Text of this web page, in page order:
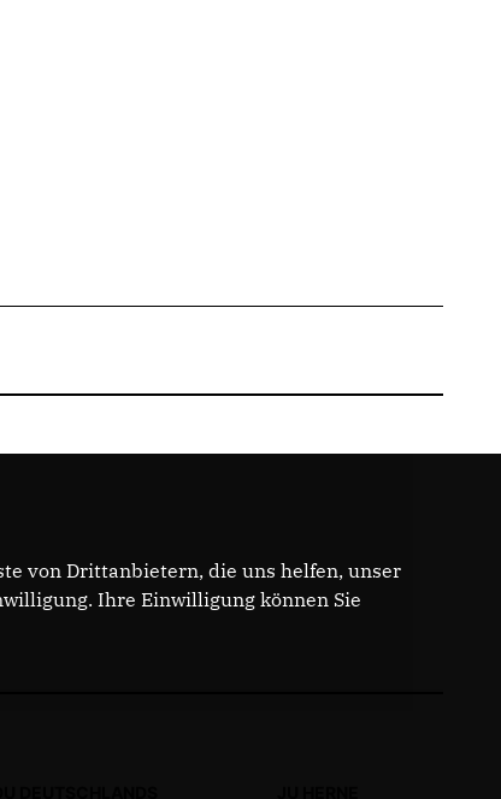
von Drittanbietern, die uns helfen, unser
Ihre Einwilligung können Sie